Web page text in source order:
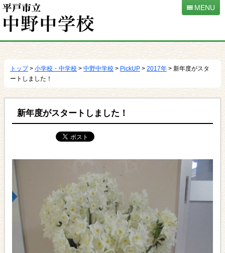
動
MENU
トップ> 小学校・中学校 > 中野中学校 > PickUP > 2017年 > 新年度がスタ
ートしました！
新年度がスタートしました！